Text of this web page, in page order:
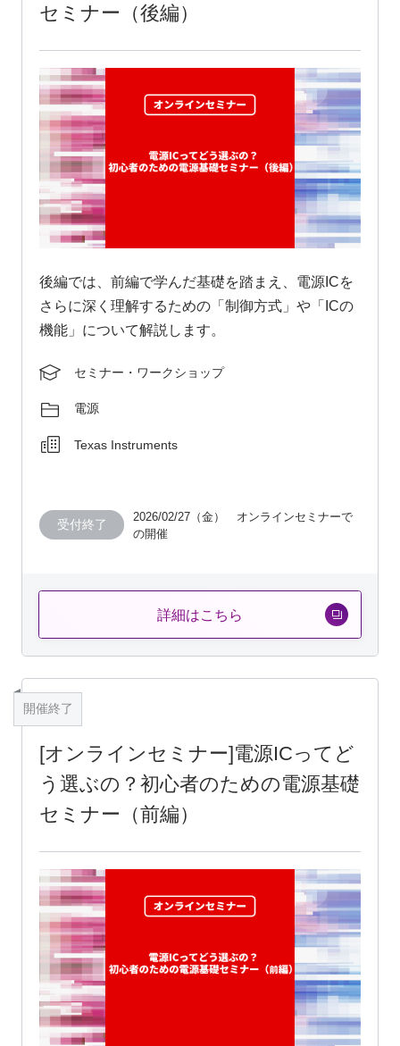
セミナー（後編）
後編では、前編で学んだ基礎を踏まえ、電源ICを
さらに深く理解するための「制御方式」や「ICの
機能」について解説します。
セミナー・ワークショップ
電源
Texas Instruments
受付終了
2026/02/27（金） オンラインセミナーで
の開催
詳細はこちら
開催終了
[オンラインセミナー]電源ICってど
う選ぶの？初心者のための電源基礎
セミナー（前編）